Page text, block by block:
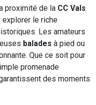
proximité de la CC Vals
explorer le riche
Les amateurs
balades à pied ou
Que ce soit pour
promenade
des moments